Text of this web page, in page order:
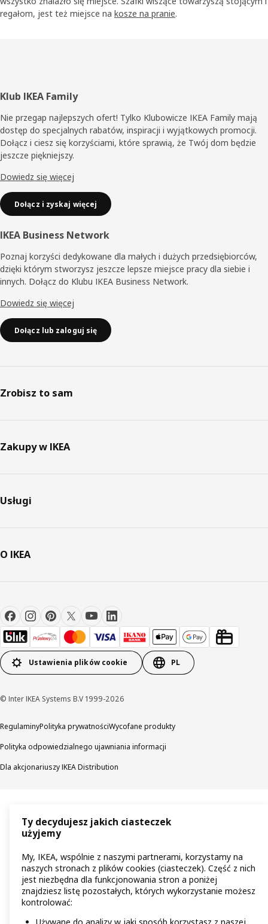
regałom, jest też miejsce na kosze na pranie.
Stopka
Klub IKEA Family
Nie przegap najlepszych ofert! Tylko Klubowicze IKEA Family mają
dostęp do specjalnych rabatów, inspiracji i wyjątkowych promocji.
Dołącz i ciesz się korzyściami, które sprawią, że Twój dom będzie
jeszcze piękniejszy.
Dowiedz się więcej
Dołącz i zyskaj więcej
IKEA Business Network
Poznaj korzyści dedykowane dla małych i dużych przedsiębiorców,
dzięki którym stworzysz jeszcze lepsze miejsce pracy dla siebie i
innych. Dołącz do Klubu IKEA Business Network.
Dowiedz się więcej
Dołącz lub zaloguj się
Zrobisz to sam
Zakupy w IKEA
Usługi
O IKEA
Ustawienia plików cookie PL
© Inter IKEA Systems B.V 1999-2026
RegulaminyPolityka prywatnościWycofane produkty
Polityka odpowiedzialnego ujawniania informacji
Dla akcjonariuszy IKEA Distribution
Ty decydujesz jakich ciasteczek
użyjemy
My, IKEA, wspólnie z naszymi partnerami, korzystamy na
naszych stronach z plików cookies (ciasteczek). Część z nich
jest niezbędna dla funkcjonowania stron a poniżej
znajdziesz listę pozostałych, których wykorzystanie możesz
kontrolować: